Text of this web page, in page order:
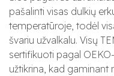
pašalinti visas dulkių
temperatūroje, todėl
švariu užvalkalu. Visų
sertifikuoti pagal
užtikrina, kad